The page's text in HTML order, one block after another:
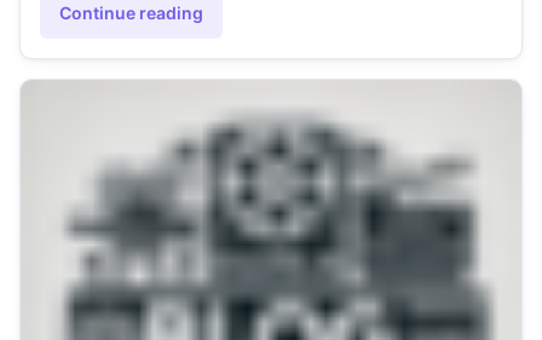
Continue reading
"Você já tentou falar o idioma de Hollow Knight: Silksong?"